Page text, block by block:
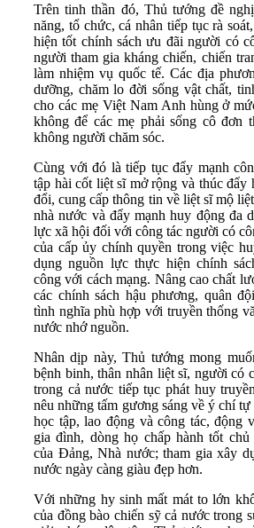
Trên tinh thần đó, Thủ tướng đề
năng, tổ chức, cá nhân tiếp tục rà
hiện tốt chính sách ưu đãi người có
người tham gia kháng chiến, chiến
làm nhiệm vụ quốc tế. Các địa
dưỡng, chăm lo đời sống vật chất,
cho các mẹ Việt Nam Anh hùng ở
không để các mẹ phải sống cô đơn
không người chăm sóc.
Cùng với đó là tiếp tục đẩy mạnh
tập hài cốt liệt sĩ mở rộng và thúc đẩy
đổi, cung cấp thông tin về liệt sĩ mộ
nhà nước và đẩy mạnh huy động đa
lực xã hội đối với công tác người có
của cấp ủy chính quyền trong việc
dụng nguồn lực thực hiện chính
công với cách mạng. Nâng cao chất
các chính sách hậu phương, quân
tình nghĩa phù hợp với truyền thống
nước nhớ nguồn.
Nhân dịp này, Thủ tướng mong
bệnh binh, thân nhân liệt sĩ, người có
trong cả nước tiếp tục phát huy
nêu những tấm gương sáng về ý chí
học tập, lao động và công tác, động
gia đình, dòng họ chấp hành tốt chủ
của Đảng, Nhà nước; tham gia xây
nước ngày càng giàu đẹp hơn.
Với những hy sinh mất mát to lớn
của đồng bào chiến sỹ cả nước trong